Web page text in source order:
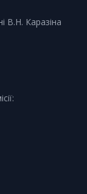
В.Н. Каразіна